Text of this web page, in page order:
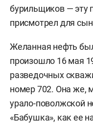
бурильщиков — эту
присмотрел для
Желанная нефть
произошло 16 мая
разведочных
номер 702. Она же,
урало-поволжской
«Бабушка», как ее